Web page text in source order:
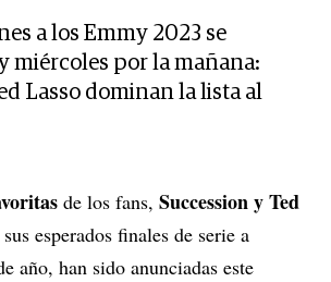
a los Emmy 2023 se
miércoles por la mañana:
Lasso dominan la lista al
de los fans, Succession y Ted
esperados finales de serie a
año, han sido anunciadas este